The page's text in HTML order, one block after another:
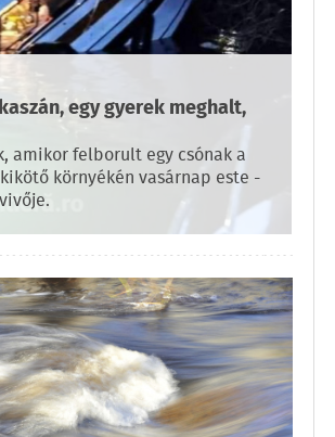
egy gyerek meghalt,
amikor felborult egy csónak a
környékén vasárnap este -